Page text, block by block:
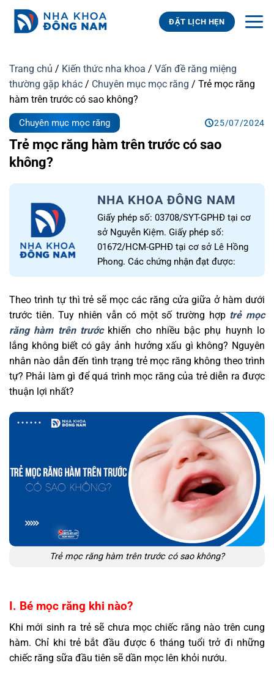
ĐẶT LỊCH HẸN
Trang chủ / Kiến thức nha khoa / Vấn đề răng miệng
thường gặp khác / Chuyên mục mọc răng / Trẻ mọc răng
hàm trên trước có sao không?
Chuyên mục mọc răng 25/07/2024
Trẻ mọc răng hàm trên trước có sao
không?
NHA KHOA ĐÔNG NAM
Giấy phép số: 03708/SYT-GPHĐ tại cơ
sở Nguyễn Kiệm. Giấy phép số:
01672/HCM-GPHĐ tại cơ sở Lê Hồng
Phong. Các chứng nhận đạt được:
Chứng nhận Dịch Vụ Tốt Nhất Năm
Chứng Nhận Dịch Vụ Hoàn Hảo
Năm 2016
Nhận TOP 10 Thương Hiệu Tin Cậy,
Sản Phẩm Chất Lượng
Dịch Vụ Tận Tâm Năm 2019
Theo trình tự thì trẻ sẽ mọc các răng cửa giữa ở hàm dưới
trước tiên. Tuy nhiên vẫn có một số trường hợp trẻ mọc
răng hàm trên trướckhiến cho nhiều bậc phụ huynh lo
lắng không biết có gây ảnh hưởng xấu gì không? Nguyên
nhân nào dẫn đến tình trạng trẻ mọc răng không theo trình
tự? Phải làm gì để quá trình mọc răng của trẻ diễn ra được
thuận lợi nhất?
Trẻ mọc răng hàm trên trước có sao không?
I. Bé mọc răng khi nào?
Khi mới sinh ra trẻ sẽ chưa mọc chiếc răng nào trên cung
hàm. Chỉ khi trẻ bắt đầu được 6 tháng tuổi trở đi những
chiếc răng sữa đầu tiên sẽ dần mọc lên khỏi nướu.